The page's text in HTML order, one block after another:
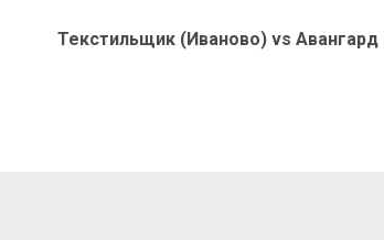
Текстильщик (Иваново) vs Авангард